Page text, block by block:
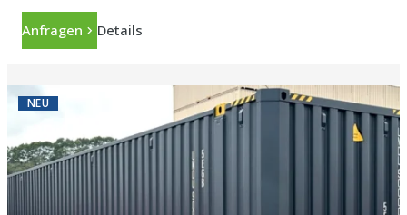
Anfragen Details
NEU